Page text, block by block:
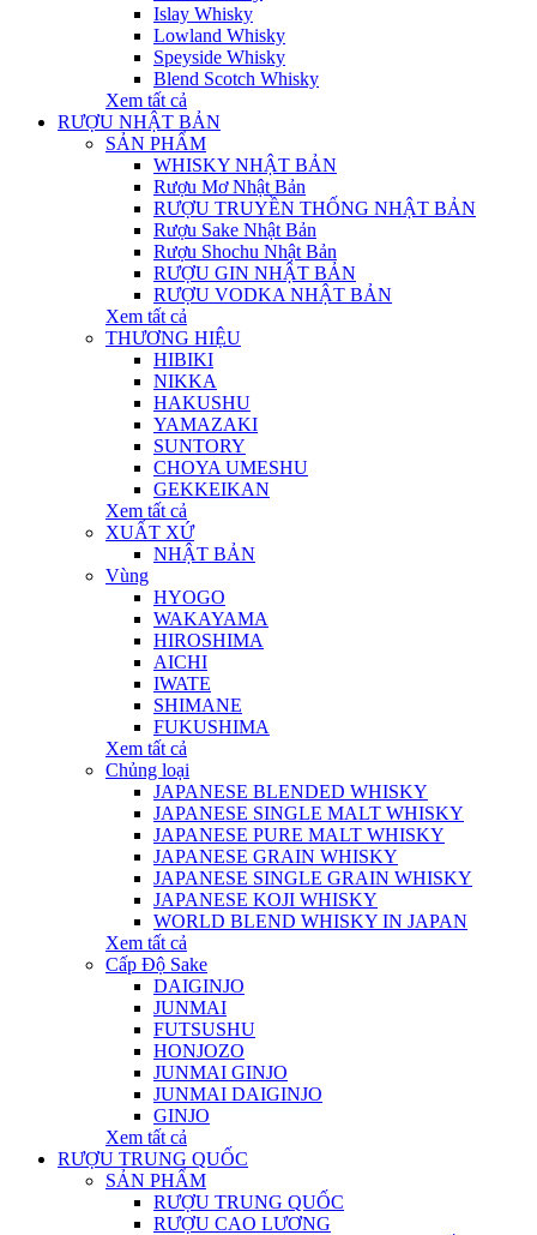
Islay Whisky
Lowland Whisky
Speyside Whisky
Blend Scotch Whisky
Xem tất cả
RƯỢU NHẬT BẢN
SẢN PHẨM
WHISKY NHẬT BẢN
Rượu Mơ Nhật Bản
RƯỢU TRUYỀN THỐNG NHẬT BẢN
Rượu Sake Nhật Bản
Rượu Shochu Nhật Bản
RƯỢU GIN NHẬT BẢN
RƯỢU VODKA NHẬT BẢN
Xem tất cả
THƯƠNG HIỆU
HIBIKI
NIKKA
HAKUSHU
YAMAZAKI
SUNTORY
CHOYA UMESHU
GEKKEIKAN
Xem tất cả
XUẤT XỨ
NHẬT BẢN
Vùng
HYOGO
WAKAYAMA
HIROSHIMA
AICHI
IWATE
SHIMANE
FUKUSHIMA
Xem tất cả
Chủng loại
JAPANESE BLENDED WHISKY
JAPANESE SINGLE MALT WHISKY
JAPANESE PURE MALT WHISKY
JAPANESE GRAIN WHISKY
JAPANESE SINGLE GRAIN WHISKY
JAPANESE KOJI WHISKY
WORLD BLEND WHISKY IN JAPAN
Xem tất cả
Cấp Độ Sake
DAIGINJO
JUNMAI
FUTSUSHU
HONJOZO
JUNMAI GINJO
JUNMAI DAIGINJO
GINJO
Xem tất cả
RƯỢU TRUNG QUỐC
SẢN PHẨM
RƯỢU TRUNG QUỐC
RƯỢU CAO LƯƠNG